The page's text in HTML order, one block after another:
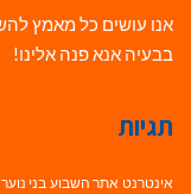
אנו עושים כל מאמץ
בבעיה אנא פנה אלינו!
תגיות
אינטרנט אתר השבוע בני נוער